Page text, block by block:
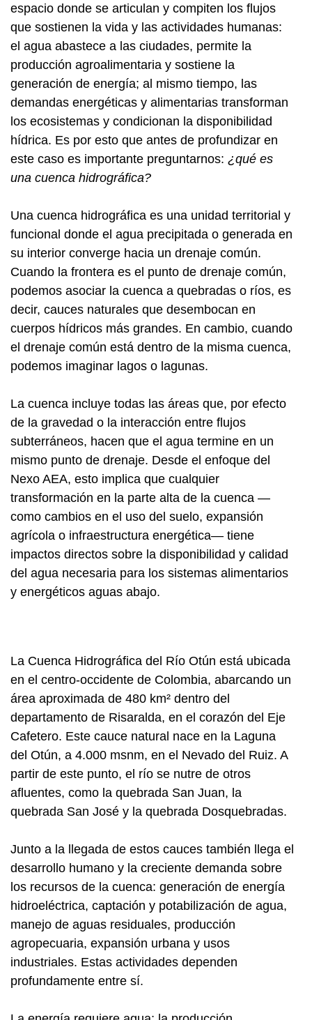
espacio donde se articulan y compiten los flujos
que sostienen la vida y las actividades humanas:
el agua abastece a las ciudades, permite la
producción agroalimentaria y sostiene la
generación de energía; al mismo tiempo, las
demandas energéticas y alimentarias transforman
los ecosistemas y condicionan la disponibilidad
hídrica. Es por esto que antes de profundizar en
este caso es importante preguntarnos: ¿qué es
una cuenca hidrográfica?
Una cuenca hidrográfica es una unidad territorial y
funcional donde el agua precipitada o generada en
su interior converge hacia un drenaje común.
Cuando la frontera es el punto de drenaje común,
podemos asociar la cuenca a quebradas o ríos, es
decir, cauces naturales que desembocan en
cuerpos hídricos más grandes. En cambio, cuando
el drenaje común está dentro de la misma cuenca,
podemos imaginar lagos o lagunas.
La cuenca incluye todas las áreas que, por efecto
de la gravedad o la interacción entre flujos
subterráneos, hacen que el agua termine en un
mismo punto de drenaje. Desde el enfoque del
Nexo AEA, esto implica que cualquier
transformación en la parte alta de la cuenca —
como cambios en el uso del suelo, expansión
agrícola o infraestructura energética— tiene
impactos directos sobre la disponibilidad y calidad
del agua necesaria para los sistemas alimentarios
y energéticos aguas abajo.
La Cuenca Hidrográfica del Río Otún está ubicada
en el centro-occidente de Colombia, abarcando un
área aproximada de 480 km² dentro del
departamento de Risaralda, en el corazón del Eje
Cafetero. Este cauce natural nace en la Laguna
del Otún, a 4.000 msnm, en el Nevado del Ruiz. A
partir de este punto, el río se nutre de otros
afluentes, como la quebrada San Juan, la
quebrada San José y la quebrada Dosquebradas.
Junto a la llegada de estos cauces también llega el
desarrollo humano y la creciente demanda sobre
los recursos de la cuenca: generación de energía
hidroeléctrica, captación y potabilización de agua,
manejo de aguas residuales, producción
agropecuaria, expansión urbana y usos
industriales. Estas actividades dependen
profundamente entre sí.